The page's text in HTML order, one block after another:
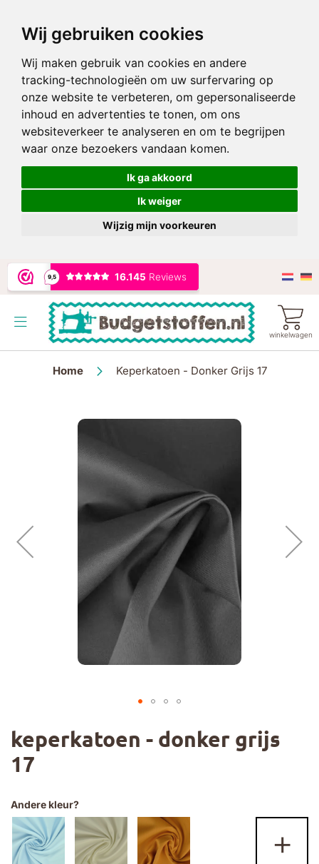
Wij gebruiken cookies
Wij maken gebruik van cookies en andere
tracking-technologieën om uw surfervaring op
onze website te verbeteren, om gepersonaliseerde
inhoud en advertenties te tonen, om ons
websiteverkeer te analyseren en om te begrijpen
waar onze bezoekers vandaan komen.
Ik ga akkoord
Ik weiger
Wijzig mijn voorkeuren
naar
de
winkelwagen
Home Keperkatoen - Donker Grijs 17
keperkatoen - donker grijs
17
Andere kleur?
+
naar
het
begin
van
afbeeldingen-
gallerij